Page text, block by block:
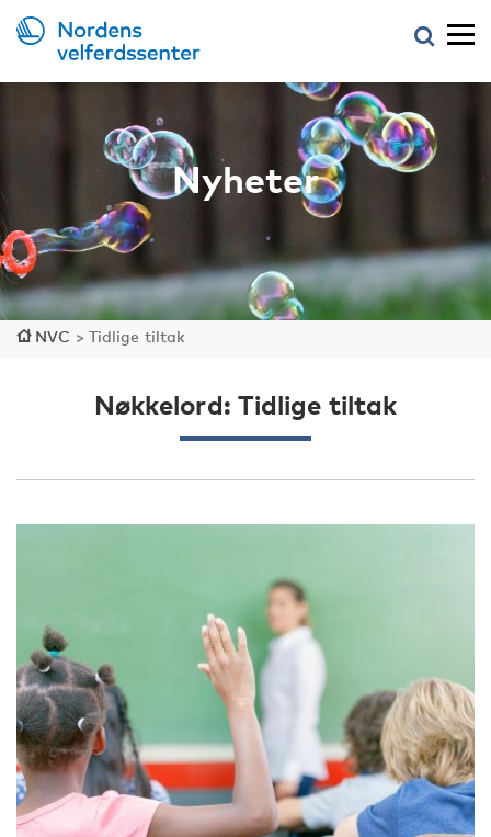
Nyheter
NVC > Tidlige tiltak
Nøkkelord: Tidlige tiltak